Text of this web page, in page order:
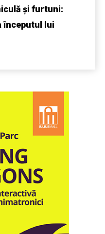
și furtuni:
începutul lui